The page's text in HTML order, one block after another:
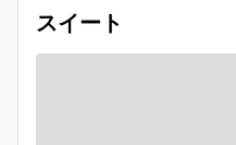
スイート